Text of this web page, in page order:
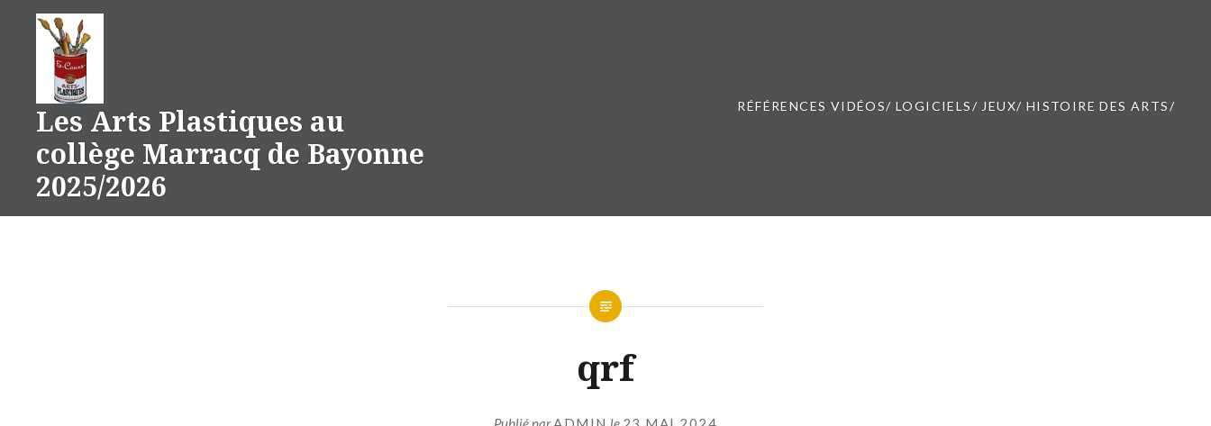
Les Arts Plastiques au
collège Marracq de Bayonne
2025/2026
RÉFÉRENCES VIDÉOS/ LOGICIELS/ JEUX/ HISTOIRE DES ARTS/
qrf